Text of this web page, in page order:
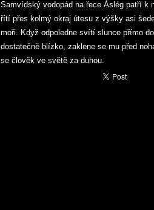
Samvídský vodopád na řece Áslég patří k
řítí přes kolmý okraj útesu z výšky asi
moři. Když odpoledne svítí slunce přímo
dostatečně blízko, zaklene se mu před
se člověk ve světě za duhou.